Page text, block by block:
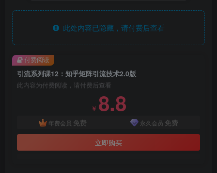
此处内容已隐藏，请付费后查看
引流系列课12：知乎矩阵引流技术2.0版
此内容为付费阅读，请付费后查看
￥ 8.8
年费会员 免费 永久会员 免费
立即购买
付费阅读